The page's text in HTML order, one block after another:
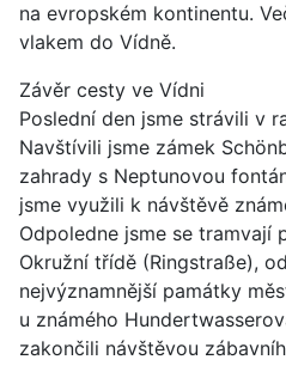
na evropském kontinentu.
vlakem do Vídně.
Závěr cesty ve Vídni
Poslední den jsme strávili v
Navštívili jsme zámek
zahrady s Neptunovou
jsme využili k návštěvě
Odpoledne jsme se tramvají
Okružní třídě (Ringstraße),
nejvýznamnější památky
u známého
zakončili návštěvou